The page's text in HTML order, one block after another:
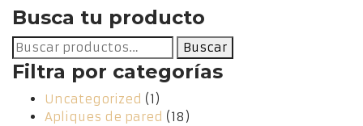
Busca tu producto
Buscar
por:
Buscar
Filtra por categorías
Uncategorized (1)
Apliques de pared (18)